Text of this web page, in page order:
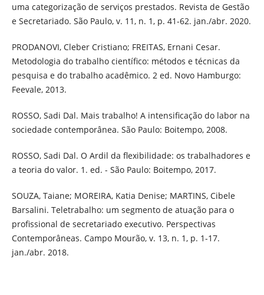
uma categorização de serviços prestados. Revista de Gestão
e Secretariado. São Paulo, v. 11, n. 1, p. 41-62. jan./abr. 2020.
PRODANOVI, Cleber Cristiano; FREITAS, Ernani Cesar.
Metodologia do trabalho científico: métodos e técnicas da
pesquisa e do trabalho acadêmico. 2 ed. Novo Hamburgo:
Feevale, 2013.
ROSSO, Sadi Dal. Mais trabalho! A intensificação do labor na
sociedade contemporânea. São Paulo: Boitempo, 2008.
ROSSO, Sadi Dal. O Ardil da flexibilidade: os trabalhadores e
a teoria do valor. 1. ed. - São Paulo: Boitempo, 2017.
SOUZA, Taiane; MOREIRA, Katia Denise; MARTINS, Cibele
Barsalini. Teletrabalho: um segmento de atuação para o
profissional de secretariado executivo. Perspectivas
Contemporâneas. Campo Mourão, v. 13, n. 1, p. 1-17.
jan./abr. 2018.